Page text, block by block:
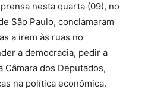
nesta quarta (09), no
São Paulo, conclamaram
a irem às ruas no
a democracia, pedir a
Câmara dos Deputados,
na política econômica.